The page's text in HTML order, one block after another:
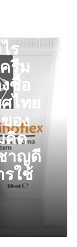
ร
รีม
ซื้อ
ทย
อง
คิด
าญดี
ใช้